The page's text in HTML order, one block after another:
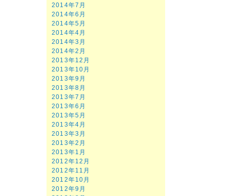
2014年7月
2014年6月
2014年5月
2014年4月
2014年3月
2014年2月
2013年12月
2013年10月
2013年9月
2013年8月
2013年7月
2013年6月
2013年5月
2013年4月
2013年3月
2013年2月
2013年1月
2012年12月
2012年11月
2012年10月
2012年9月